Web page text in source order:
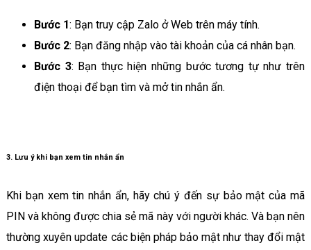
Bước 1: Bạn truy cập Zalo ở Web trên máy tính.
Bước 2: Bạn đăng nhập vào tài khoản của cá nhân bạn.
Bước 3: Bạn thực hiện những bước tương tự như trên
điện thoại để bạn tìm và mở tin nhắn ẩn.
3. Lưu ý khi bạn xem tin nhắn ẩn
Khi bạn xem tin nhắn ẩn, hãy chú ý đến sự bảo mật của mã
PIN và không được chia sẻ mã này với người khác. Và bạn nên
thường xuyên update các biện pháp bảo mật như thay đổi mật